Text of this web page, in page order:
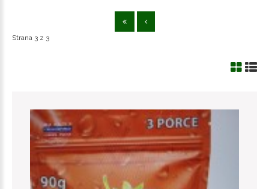
Strana 3 z 3